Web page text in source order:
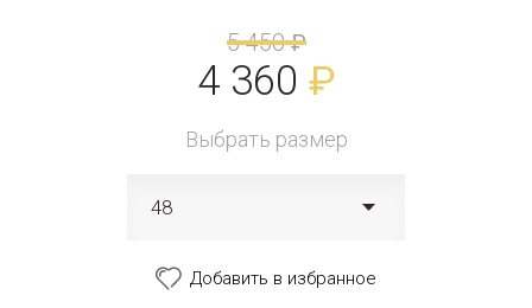
5 450 ₽
4 360 ₽
Выбрать размер
48
Добавить в избранное